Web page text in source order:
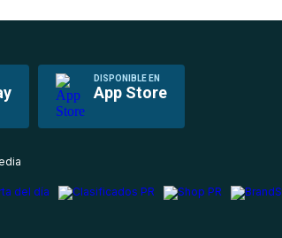
DISPONIBLE EN
App Store